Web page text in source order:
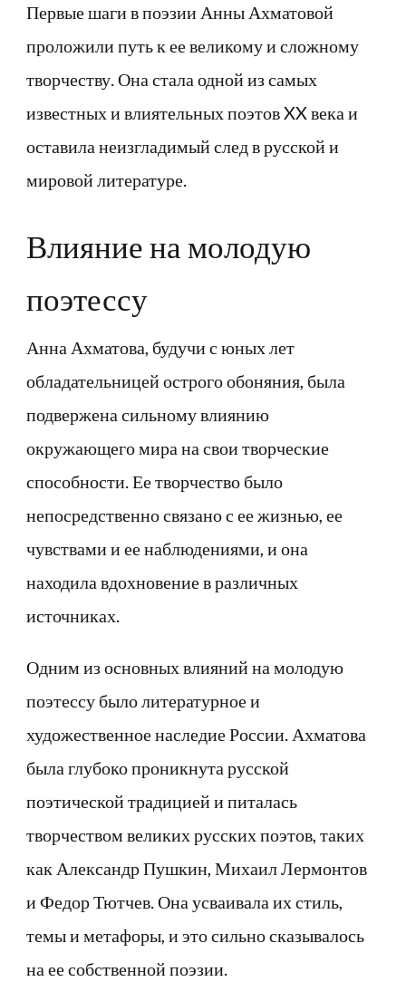
Первые шаги в поэзии Анны Ахматовой
проложили путь к ее великому и сложному
творчеству. Она стала одной из самых
известных и влиятельных поэтов XX века и
оставила неизгладимый след в русской и
мировой литературе.
Влияние на молодую
поэтессу
Анна Ахматова, будучи с юных лет
обладательницей острого обоняния, была
подвержена сильному влиянию
окружающего мира на свои творческие
способности. Ее творчество было
непосредственно связано с ее жизнью, ее
чувствами и ее наблюдениями, и она
находила вдохновение в различных
источниках.
Одним из основных влияний на молодую
поэтессу было литературное и
художественное наследие России. Ахматова
была глубоко проникнута русской
поэтической традицией и питалась
творчеством великих русских поэтов, таких
как Александр Пушкин, Михаил Лермонтов
и Федор Тютчев. Она усваивала их стиль,
темы и метафоры, и это сильно сказывалось
на ее собственной поэзии.